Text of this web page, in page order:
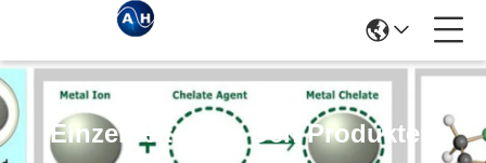
Einzelheiten Zu Den Produkten